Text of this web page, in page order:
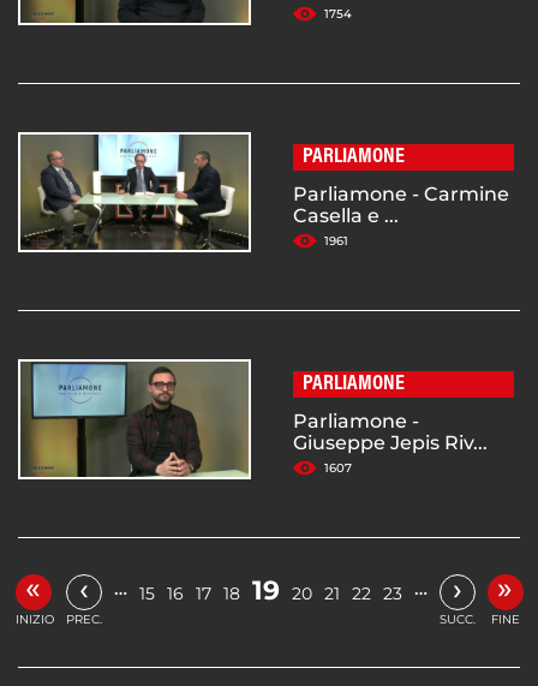
1754
PARLIAMONE
Parliamone - Carmine
Casella e ...
1961
PARLIAMONE
Parliamone -
Giuseppe Jepis Riv...
1607
«
INIZIO
‹
PREC.
… 15 16 17 18 19 20 21 22 23 … ›
SUCC.
»
FINE